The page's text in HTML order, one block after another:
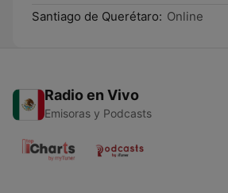
Santiago de Querétaro: Online
Radio en Vivo
Emisoras y Podcasts